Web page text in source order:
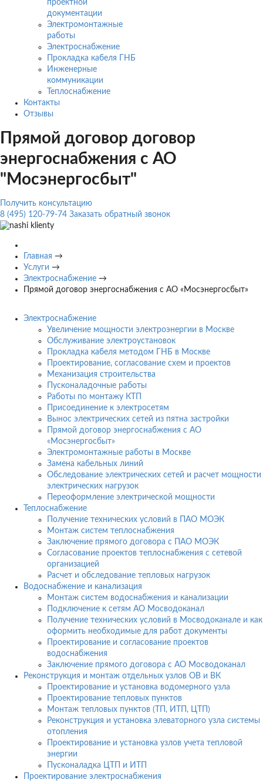
проектной
документации
Электромонтажные
работы
Электроснабжение
Прокладка кабеля ГНБ
Инженерные
коммуникации
Теплоснабжение
Контакты
Отзывы
Прямой договор договор
энергоснабжения с АО
"Мосэнергосбыт"
Получить консультацию
8 (495) 120-79-74 Заказать обратный звонок
Главная →
Услуги →
Электроснабжение →
Прямой договор энергоснабжения с АО «Мосэнергосбыт»
Электроснабжение
Увеличение мощности электроэнергии в Москве
Обслуживание электроустановок
Прокладка кабеля методом ГНБ в Москве
Проектирование, согласование схем и проектов
Механизация строительства
Пусконаладочные работы
Работы по монтажу КТП
Присоединение к электросетям
Вынос электрических сетей из пятна застройки
Прямой договор энергоснабжения с АО
«Мосэнергосбыт»
Электромонтажные работы в Москве
Замена кабельных линий
Обследование электрических сетей и расчет мощности
электрических нагрузок
Переоформление электрической мощности
Теплоснабжение
Получение технических условий в ПАО МОЭК
Монтаж систем теплоснабжения
Заключение прямого договора с ПАО МОЭК
Согласование проектов теплоснабжения с сетевой
организацией
Расчет и обследование тепловых нагрузок
Водоснабжение и канализация
Монтаж систем водоснабжения и канализации
Подключение к сетям АО Мосводоканал
Получение технических условий в Мосводоканале и как
оформить необходимые для работ документы
Проектирование и согласование проектов
водоснабжения
Заключение прямого договора с АО Мосводоканал
Реконструкция и монтаж отдельных узлов ОВ и ВК
Проектирование и установка водомерного узла
Проектирование тепловых пунктов
Монтаж тепловых пунктов (ТП, ИТП, ЦТП)
Реконструкция и установка элеваторного узла системы
отопления
Проектирование и установка узлов учета тепловой
энергии
Пусконаладка ЦТП и ИТП
Проектирование электроснабжения